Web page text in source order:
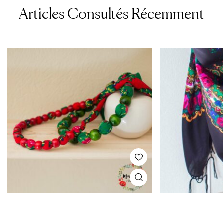
Articles Consultés Récemment